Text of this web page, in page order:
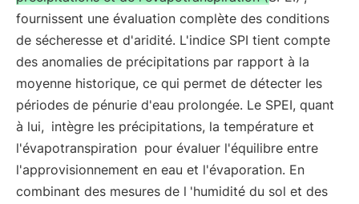
fournissent une évaluation complète des conditions
de sécheresse et d'aridité. L'indice SPI tient compte
des anomalies de précipitations par rapport à la
moyenne historique, ce qui permet de détecter les
périodes de pénurie d'eau prolongée. Le SPEI, quant
à lui, intègre les précipitations, la température et
l'évapotranspiration pour évaluer l'équilibre entre
l'approvisionnement en eau et l'évaporation. En
combinant des mesures de l 'humidité du sol et des